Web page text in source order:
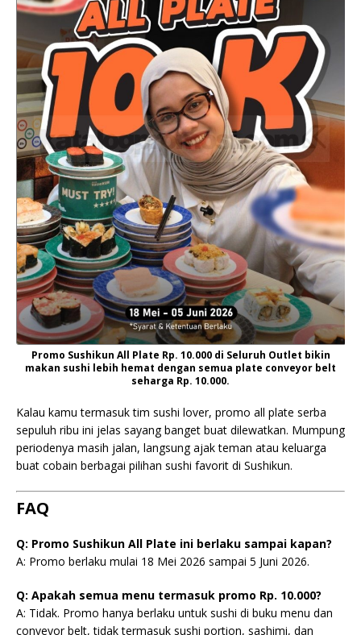
Promo Sushikun All Plate Rp. 10.000 di Seluruh Outlet bikin
makan sushi lebih hemat dengan semua plate conveyor belt
seharga Rp. 10.000.
Kalau kamu termasuk tim sushi lover, promo all plate serba
sepuluh ribu ini jelas sayang banget buat dilewatkan. Mumpung
periodenya masih jalan, langsung ajak teman atau keluarga
buat cobain berbagai pilihan sushi favorit di Sushikun.
FAQ
Q: Promo Sushikun All Plate ini berlaku sampai kapan?
A: Promo berlaku mulai 18 Mei 2026 sampai 5 Juni 2026.
Q: Apakah semua menu termasuk promo Rp. 10.000?
A: Tidak. Promo hanya berlaku untuk sushi di buku menu dan
conveyor belt, tidak termasuk sushi portion, sashimi, dan